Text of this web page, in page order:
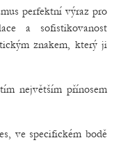
perfektní výraz pro
a sofistikovanost
znakem, který ji
největším přínosem
ve specifickém bodě